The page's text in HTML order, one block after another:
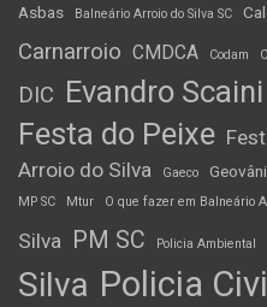
Asbas Balneário Arroio do Silva SC
Carnarroio CMDCA Codam
DIC Evandro Scaini
Festa do Peixe
Arroio do Silva
Gaeco
MP SC
Mtur O que fazer em Balneário
Silva PM SC Policia Ambiental
Silva Policia Civil